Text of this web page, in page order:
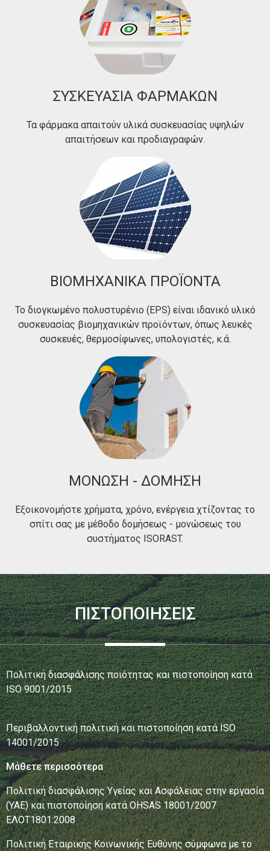
ΣΥΣΚΕΥΑΣΙΑ ΦΑΡΜΑΚΩΝ
Τα φάρμακα απαιτούν υλικά συσκευασίας υψηλών
απαιτήσεων και προδιαγραφών.
ΒΙΟΜΗΧΑΝΙΚΑ ΠΡΟΪΟΝΤΑ
Το διογκωμένο πολυστυρένιο (EPS) είναι ιδανικό υλικό
συσκευασίας βιομηχανικών προϊόντων, όπως λευκές
συσκευές, θερμοσίφωνες, υπολογιστές, κ.ά.
ΜΟΝΩΣΗ - ΔΟΜΗΣΗ
Εξοικονομήστε χρήματα, χρόνο, ενέργεια χτίζοντας το
σπίτι σας με μέθοδο δομήσεως - μονώσεως του
συστήματος ISORAST.
ΠΙΣΤΟΠΟΙΗΣΕΙΣ
Πολιτική διασφάλισης ποιότητας και πιστοποίηση κατά
ISO 9001/2015
Περιβαλλοντική πολιτική και πιστοποίηση κατά ISO
14001/2015
Μάθετε περισσότερα
Πολιτική διασφάλισης Υγείας και Ασφάλειας στην εργασία
(ΥΑΕ) και πιστοποίηση κατά OHSAS 18001/2007
ΕΛΟΤ1801:2008
Πολιτική Εταιρικής Κοινωνικής Ευθύνης σύμφωνα με το